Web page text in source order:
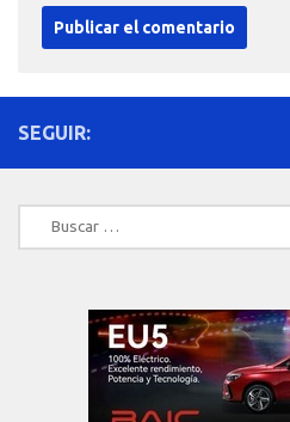
SEGUIR:
Buscar: